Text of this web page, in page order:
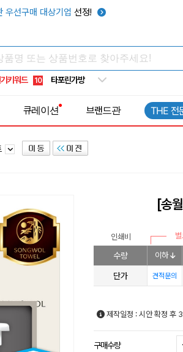
우선구매 대상기업 선정!
키워드
6 우산
9 넥쿨러
10 타포린가방
큐레이션 브랜드관 THE 전
[송
인쇄비
수량 이하
단가 견적문의
제작일정 : 시안 확정 후
구매수량